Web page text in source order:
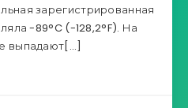
зарегистрированная
-89°C (-128,2°F). На
выпадают[…]